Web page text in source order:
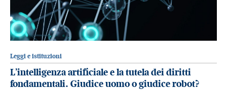
Leggi e istituzioni
L’intelligenza artificiale e la tutela dei diritti
fondamentali. Giudice uomo o giudice robot?